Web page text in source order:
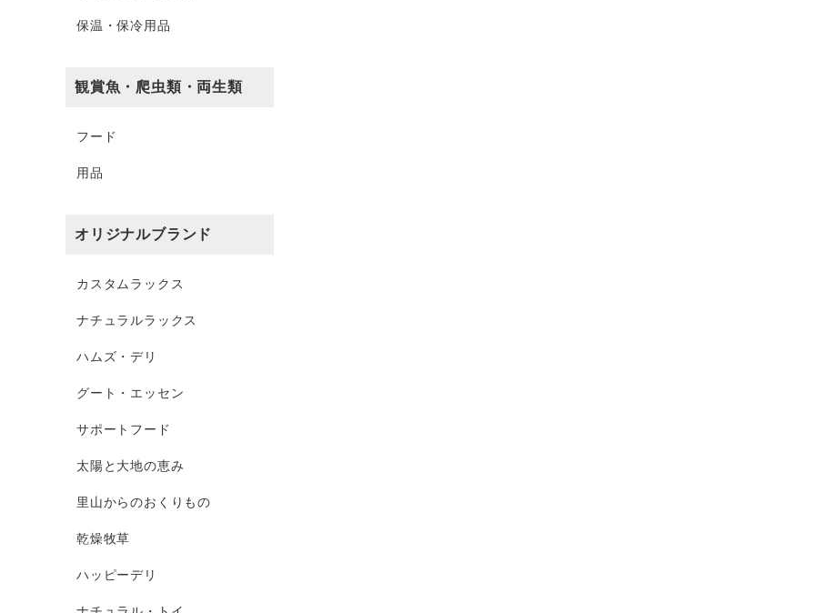
保温・保冷用品
観賞魚・爬虫類・両生類
フード
用品
オリジナルブランド
カスタムラックス
ナチュラルラックス
ハムズ・デリ
グート・エッセン
サポートフード
太陽と大地の恵み
里山からのおくりもの
乾燥牧草
ハッピーデリ